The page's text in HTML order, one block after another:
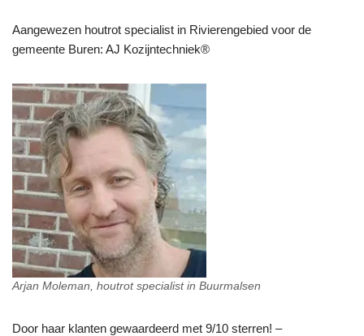
Aangewezen houtrot specialist in Rivierengebied voor de
gemeente Buren: AJ Kozijntechniek®
Arjan Moleman, houtrot specialist in Buurmalsen
Door haar klanten gewaardeerd met 9/10 sterren! –